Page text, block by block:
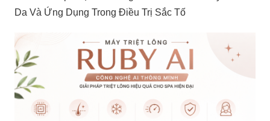
Da Và Ứng Dụng Trong Điều Trị Sắc Tố